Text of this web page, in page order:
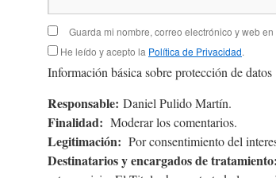
Guarda mi nombre, correo electrónico y web
He leído y acepto la Política de Privacidad.
Información básica sobre protección de datos
Responsable: Daniel Pulido Martín.
Finalidad: Moderar los comentarios.
Legitimación: Por consentimiento del
Destinatarios y encargados de tratamiento: